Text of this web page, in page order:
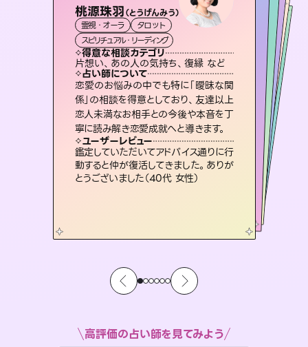
桃源珠羽（とうげんみう）
霊視・オーラ
タロット
スピリチュアル・リーディング
得意な相談カテゴリ
片想い、あの人の気持ち、復縁 など
占い師について
恋愛のお悩みの中でも特に「曖昧な関
係」の相談を得意としており、友達以上
恋人未満なお相手との今後や本音を丁
寧に読み解き恋愛成就へと導きます。
ユーザーレビュー
鑑定していただいてアドバイス通りに行
動すると仲が復活してきました。ありが
とうございました（40代 女性）
未来視師＊花
霊視・オーラ 心理学
スピリチュアル・リーディング
得意な相談カテゴリ
出逢い、片想い、復縁 など
占い師について
未来には何パターンもの選択肢があり
ます。不安で視えにくくなっているあな
たの素敵な未来を見つけ、その未来を
選択できるようアドバイスします。
ユーザーレビュー
職場の人の性質や人間関係、本心など
本当によく視えていてびっくり。対策が
打てて前向きになれます（40代）
彗望（すいぼう
霊視・オーラ
スピリチュアル・リーディング
得意な相談カテゴリ
片想い、あの人の気持ち、復縁 など
占い師について
3,700年以上の歴史を持つ東洋最古の
占術「易占」で詳細まで占い、幸せへ向
かう道筋を示します。厳しい結果にも具
体的な対策をお伝えします。
ユーザーレビュー
複雑な背景もしっかり聞いて鑑定して
いただけました。気持ちが楽になりまし
た（50代 女性）
アイリス -iris-
西洋占星術
ルーン
得意な相談カテゴリ
恋愛総合、片想い、二人の未来 など
占い師について
復縁、恋愛、不倫の行方、同性愛や片思い、仕事関係や借金問題まで知りたいことや心の負担になっていることを紐解き、背中をそっと押して導きます。
ユーザーレビュー
安心感のあり、言い切ってくれる所や濁
さない鑑定のおかげで、毎回自分の気
持ちを整えられます（30代 男性）
おう 霊感オラクル
霊視・オーラ
オラクルカード
得意な相談カテゴリ
恋愛総合、あの人の気持ち など
占い師について
霊視×オラクルカードを使って「今」と
「未来」そして「気になるあの人の気持
ち」まで丁寧に読み解き、恋や人生のヒ
ントを優しく引き出します。
ユーザーレビュー
不安な気持ちが嘘みたいに晴れまし
た…！よく視えていらっしゃるんだなと
感じました（40代 女性）
セラピスト理恵
霊視・オーラ タロット
スピリチュアル・リーディング
得意な相談カテゴリ
片想い、二人の未来、年の差 など
占い師について
連絡再開、復縁、成就などの報告実績
多数。セラピストとして2万超の施術経
験があるからこそできる鑑定で、より良
い未来をサポートします。
ユーザーレビュー
とても心温まる鑑定でした。しかもこち
らは何も言っていないのに視えていらっ
しゃるんだなと驚きです（30代女性）
高評価の占い師を見てみよう